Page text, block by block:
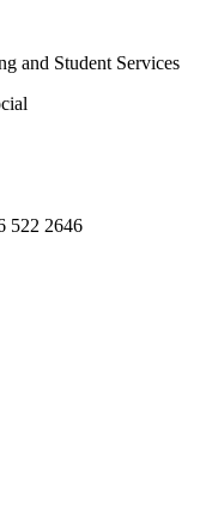
and Student Services
522 2646